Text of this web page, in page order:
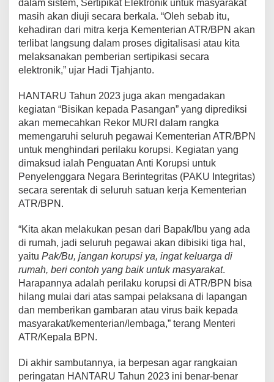
dalam sistem, Sertipikat Elektronik untuk masyarakat
masih akan diuji secara berkala. “Oleh sebab itu,
kehadiran dari mitra kerja Kementerian ATR/BPN akan
terlibat langsung dalam proses digitalisasi atau kita
melaksanakan pemberian sertipikasi secara
elektronik,” ujar Hadi Tjahjanto.
HANTARU Tahun 2023 juga akan mengadakan
kegiatan “Bisikan kepada Pasangan” yang diprediksi
akan memecahkan Rekor MURI dalam rangka
memengaruhi seluruh pegawai Kementerian ATR/BPN
untuk menghindari perilaku korupsi. Kegiatan yang
dimaksud ialah Penguatan Anti Korupsi untuk
Penyelenggara Negara Berintegritas (PAKU Integritas)
secara serentak di seluruh satuan kerja Kementerian
ATR/BPN.
“Kita akan melakukan pesan dari Bapak/Ibu yang ada
di rumah, jadi seluruh pegawai akan dibisiki tiga hal,
yaitu Pak/Bu, jangan korupsi ya, ingat keluarga di
rumah, beri contoh yang baik untuk masyarakat.
Harapannya adalah perilaku korupsi di ATR/BPN bisa
hilang mulai dari atas sampai pelaksana di lapangan
dan memberikan gambaran atau virus baik kepada
masyarakat/kementerian/lembaga,” terang Menteri
ATR/Kepala BPN.
Di akhir sambutannya, ia berpesan agar rangkaian
peringatan HANTARU Tahun 2023 ini benar-benar